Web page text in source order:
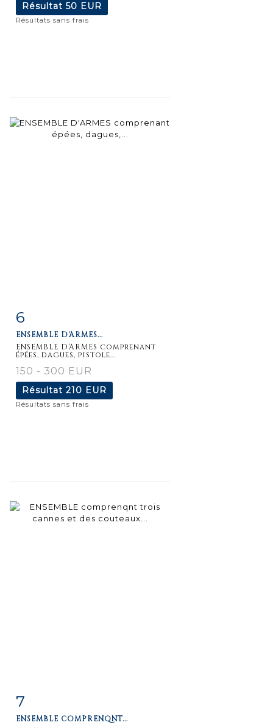
Résultat 50 EUR
Résultats sans frais
détaillée
6
ENSEMBLE D'ARMES...
ENSEMBLE D'ARMES comprenant
épées, dagues, pistole...
150 - 300 EUR
Résultat 210 EUR
Résultats sans frais
7
ENSEMBLE COMPRENQNT...